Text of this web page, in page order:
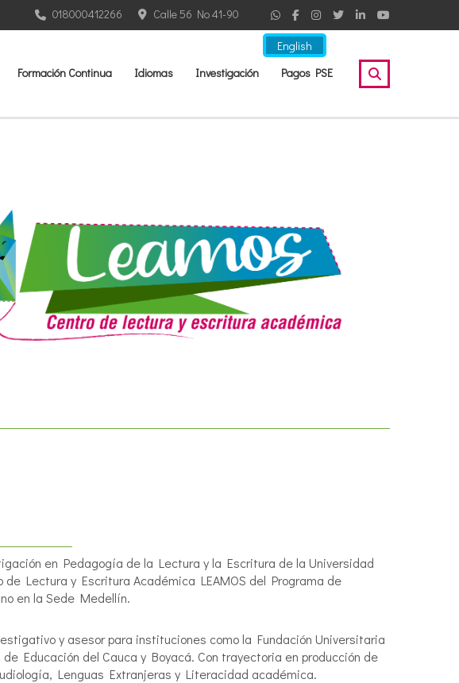
English
Calle 56 No 41-90
018000412266
Formación Continua Idiomas Investigación Pagos PSE
en Pedagogía de la Lectura y la Escritura de la Universidad
Lectura y Escritura Académica LEAMOS del Programa de
en la Sede Medellín.
y asesor para instituciones como la Fundación Universitaria
Educación del Cauca y Boyacá. Con trayectoria en producción de
Lenguas Extranjeras y Literacidad académica.